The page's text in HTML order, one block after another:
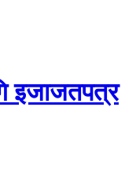
इजाजतपत्र